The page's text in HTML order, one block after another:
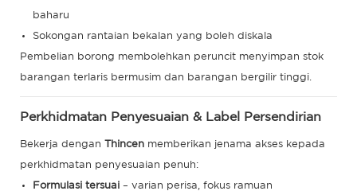
baharu
Sokongan rantaian bekalan yang boleh diskala
Pembelian borong membolehkan peruncit menyimpan stok
barangan terlaris bermusim dan barangan bergilir tinggi.
Perkhidmatan Penyesuaian & Label Persendirian
Bekerja dengan Thincen memberikan jenama akses kepada
perkhidmatan penyesuaian penuh:
Formulasi tersuai– varian perisa, fokus ramuan